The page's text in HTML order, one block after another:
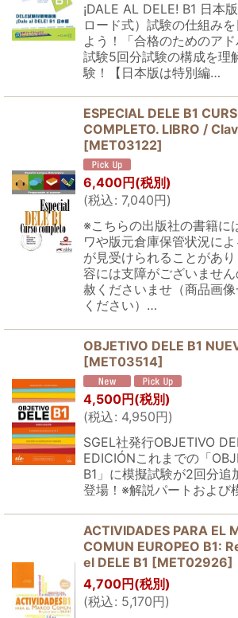
¡DALE AL DELE! B1 日本
ロード式）試験の仕組み
よう！「合格のためのア
試験5回分試験の構成を理
験！【日本版は特別編…
ESPECIAL DELE B1
COMPLETO. LIBRO /
[MET03122]
6,400円 (税別)
(税込: 7,040円)
※こちらの出版社の書籍に
ワや版元倉庫保管状況に
が見受けられることがあ
容には支障がございませ
赦くださいませ（商品画
ください）…
OBJETIVO DELE B1
[MET03514]
4,500円 (税別)
(税込: 4,950円)
SGEL社発行OBJETIVO
EDICIÓNこれまでの「
B1」に模擬試験が2回分追
登場！※解説パートおよび
ACTIVIDADES PARA EL
COMUN EUROPEO B1:
el DELE B1 [MET02926]
4,700円 (税別)
(税込: 5,170円)